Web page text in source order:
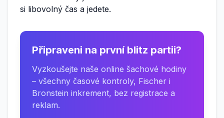
si libovolný čas a jedete.
Připraveni na první blitz partii?
Vyzkoušejte naše online šachové hodiny
– všechny časové kontroly, Fischer i
Bronstein inkrement, bez registrace a
reklam.